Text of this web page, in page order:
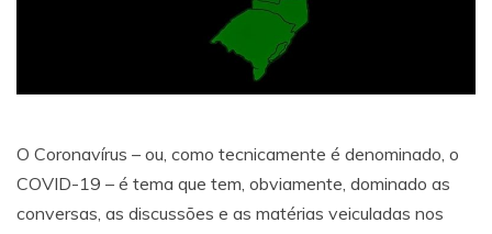
O Coronavírus – ou, como tecnicamente é denominado, o
COVID-19 – é tema que tem, obviamente, dominado as
conversas, as discussões e as matérias veiculadas nos